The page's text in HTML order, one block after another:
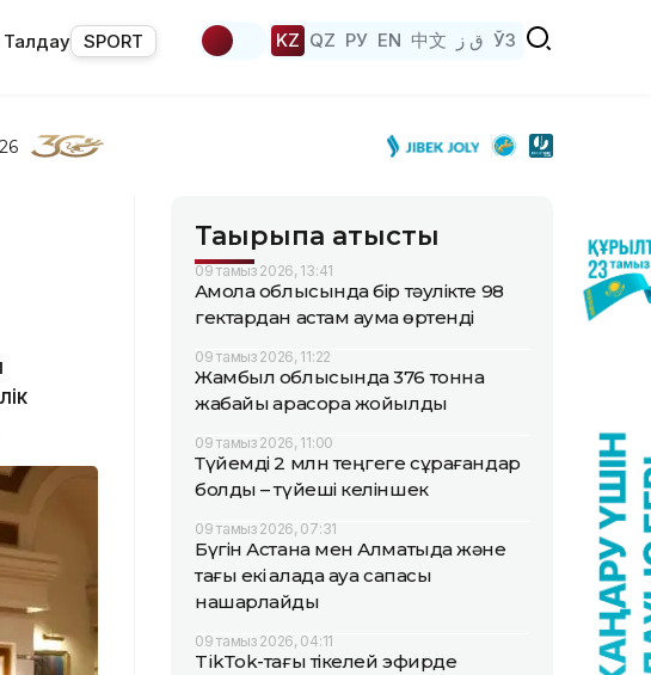
Талдау SPORT KZ QZ РУ EN 中文 ق ز ЎЗ
Тақырыпқа қатысты
09 тамыз 2026, 13:41
Ақмола облысында бір тәулікте 98
гектардан астам аумақ өртенді
09 тамыз 2026, 11:22
Жамбыл облысында 376 тонна
жабайы қарасора жойылды
09 тамыз 2026, 11:00
Түйемді 2 млн теңгеге сұрағандар
болды – түйеші келіншек
09 тамыз 2026, 07:31
Бүгін Астана мен Алматыда және
тағы екі қалада ауа сапасы
нашарлайды
09 тамыз 2026, 04:11
TikТok-тағы тікелей эфирде